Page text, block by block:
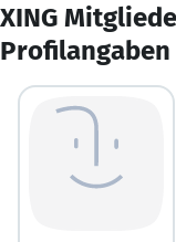
XING
Profilangaben